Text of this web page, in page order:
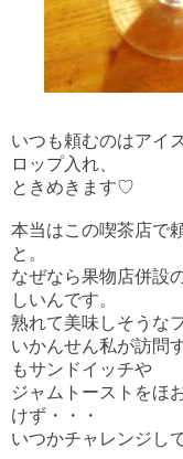
いつも頼むのはアイ
ロップ入れ、
ときめきます♡
本当はこの喫茶店で
と。
なぜなら果物店併設
しいんです。
熟れて美味しそうな
いかんせん私が訪問
もサンドイッチや
ジャムトーストをほ
けず・・・
いつかチャレンジし